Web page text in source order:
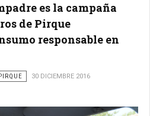
es la campaña
de Pirque
responsable en
30 DICIEMBRE 2016